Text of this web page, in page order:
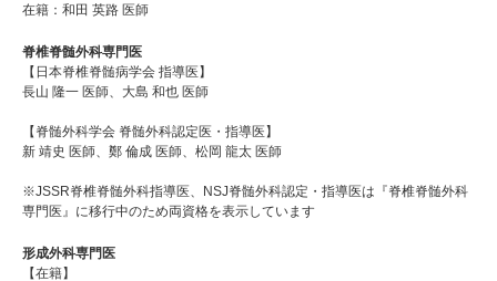
在籍：和田 英路 医師
脊椎脊髄外科専門医
【日本脊椎脊髄病学会 指導医】
長山 隆一 医師、大島 和也 医師
【脊髄外科学会 脊髄外科認定医・指導医】
新 靖史 医師、鄭 倫成 医師、松岡 龍太 医師
※JSSR脊椎脊髄外科指導医、NSJ脊髄外科認定・指導医は『脊椎脊髄外科
専門医』に移行中のため両資格を表示しています
形成外科専門医
【在籍】